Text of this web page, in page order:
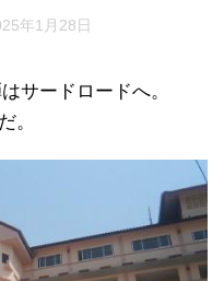
年1月28日
サードロードへ。
。